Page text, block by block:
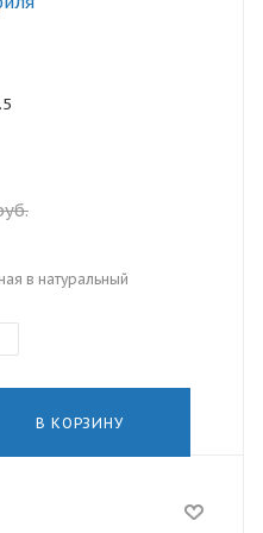
в натуральный
В КОРЗИНУ